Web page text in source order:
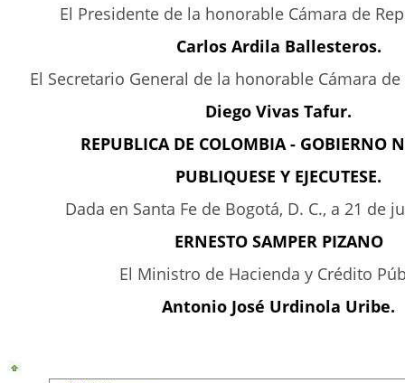
El Presidente de la honorable Cámara de
Carlos Ardila Ballesteros.
El Secretario General de la honorable Cámara
Diego Vivas Tafur.
REPUBLICA DE COLOMBIA - GOBIERNO
PUBLIQUESE Y EJECUTESE.
Dada en Santa Fe de Bogotá, D. C., a 21 de
ERNESTO SAMPER PIZANO
El Ministro de Hacienda y Crédito
Antonio José Urdinola Uribe.